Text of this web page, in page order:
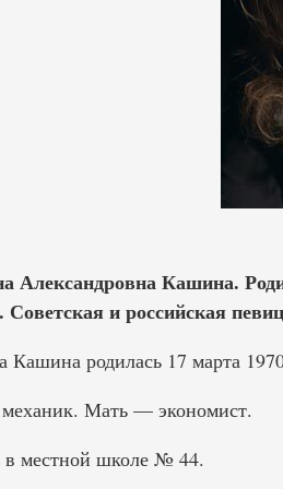
Александровна Кашина.
Советская и российская
Кашина родилась 17 марта
Мать — экономист.
в местной школе № 44.